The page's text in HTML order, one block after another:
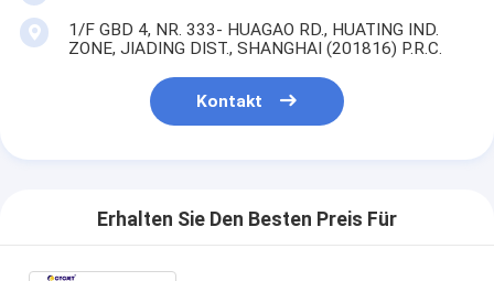
1/F GBD 4, NR. 333- HUAGAO RD., HUATING IND.
ZONE, JIADING DIST., SHANGHAI (201816) P.R.C.
Kontakt
Erhalten Sie Den Besten Preis Für